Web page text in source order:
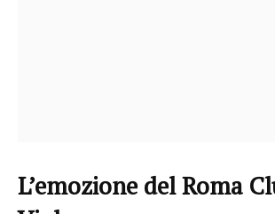
L’emozione del Roma